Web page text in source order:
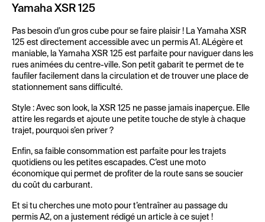
Yamaha XSR 125
Pas besoin d’un gros cube pour se faire plaisir ! La Yamaha XSR
125 est directement accessible avec un permis A1. ALégère et
maniable, la Yamaha XSR 125 est parfaite pour naviguer dans les
rues animées du centre-ville. Son petit gabarit te permet de te
faufiler facilement dans la circulation et de trouver une place de
stationnement sans difficulté.
Style : Avec son look, la XSR 125 ne passe jamais inaperçue. Elle
attire les regards et ajoute une petite touche de style à chaque
trajet, pourquoi s’en priver ?
Enfin, sa faible consommation est parfaite pour les trajets
quotidiens ou les petites escapades. C’est une moto
économique qui permet de profiter de la route sans se soucier
du coût du carburant.
Et si tu cherches une moto pour t’entraîner au passage du
permis A2, on a justement rédigé un article à ce sujet !